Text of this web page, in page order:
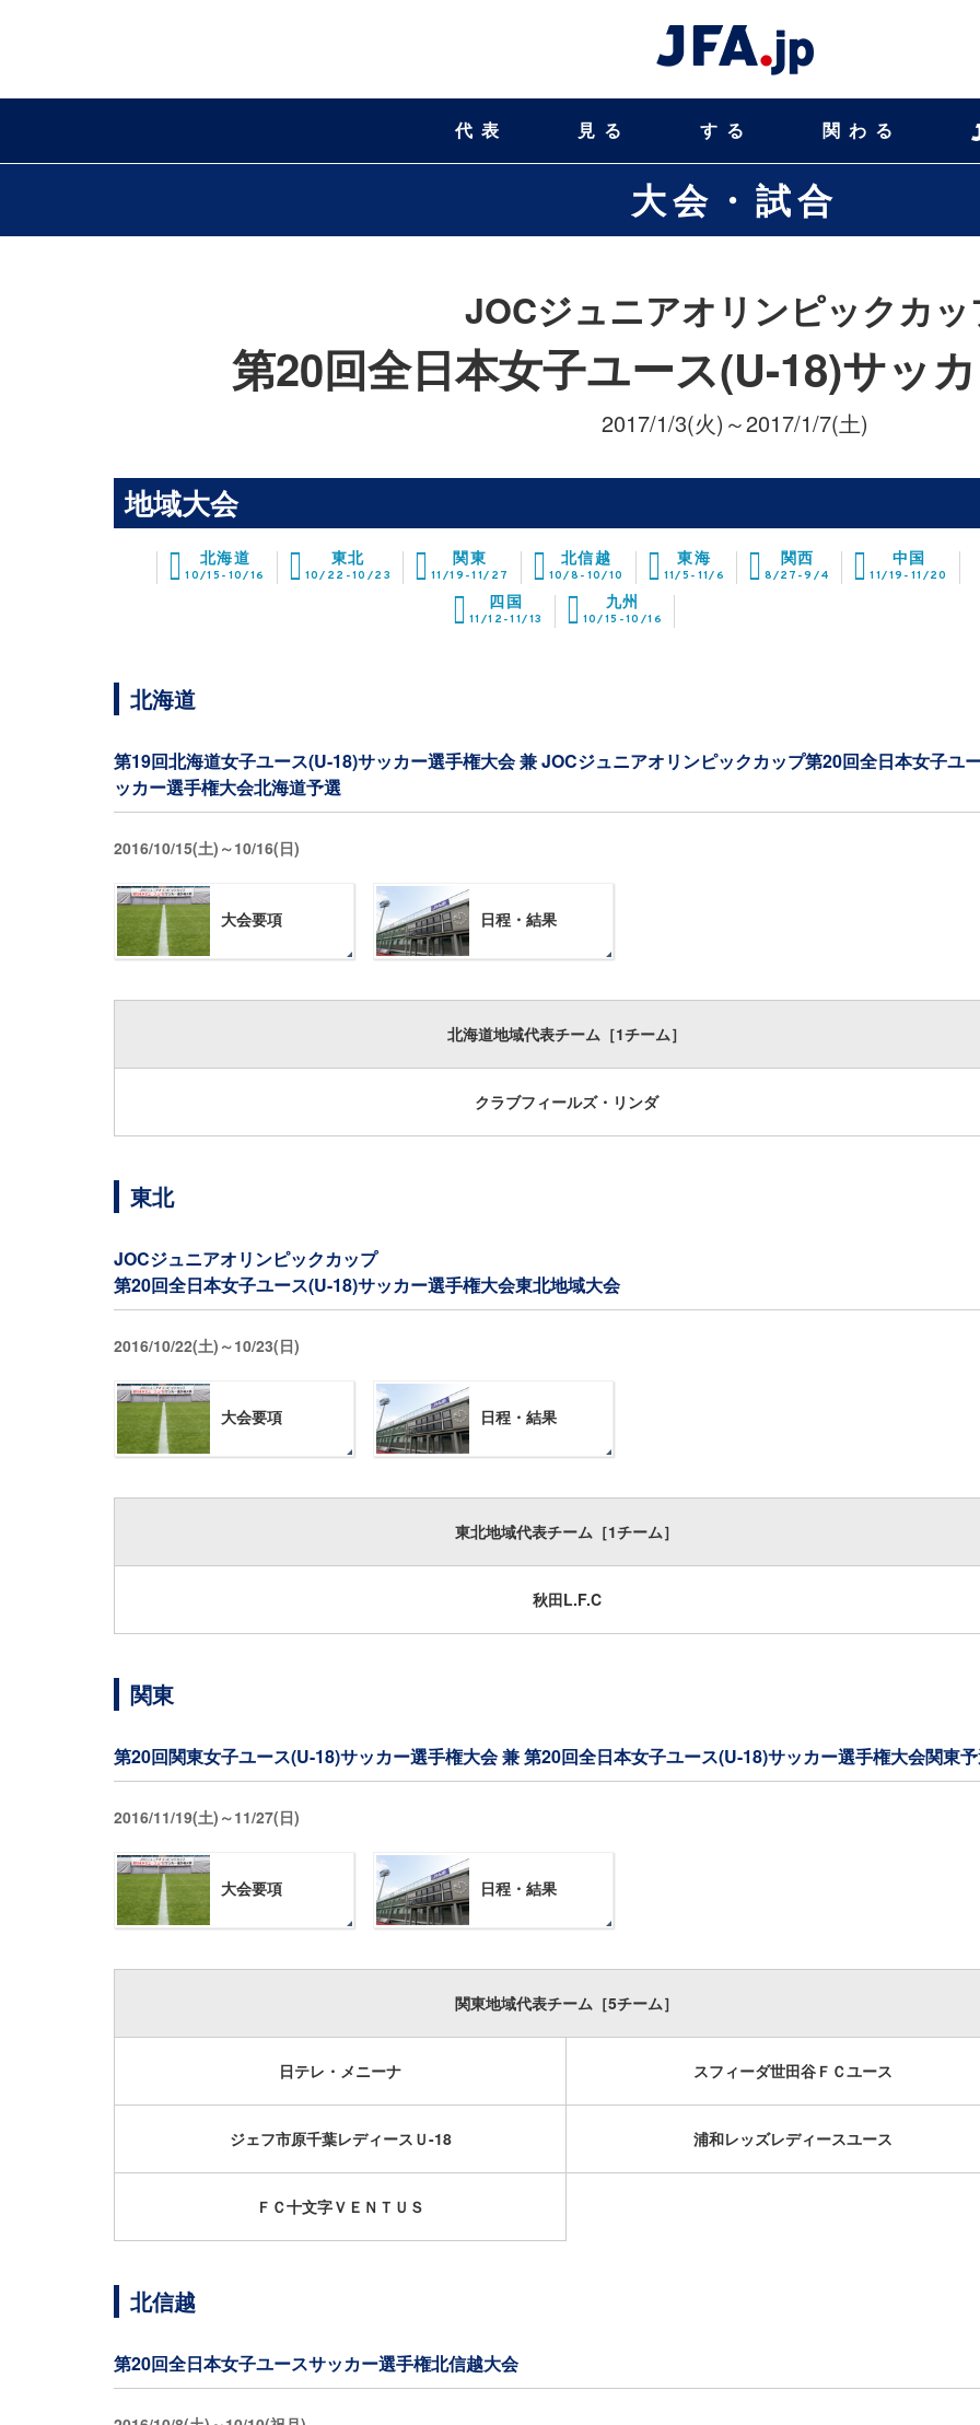
代表 見る する 関わる
大会・試合
JOCジュニアオリンピックカッ
第20回全日本女子ユース(U-18)サッ
2017/1/3(火)～2017/1/7(土)
地域大会
北海道
10/15-10/16
東北
10/22-10/23
関東
11/19-11/27
北信越
10/8-10/10
東海
11/5-11/6
関西
8/27-9/4
中国
11/19-11/20
四国
11/12-11/13
九州
10/15-10/16
北海道
第19回北海道女子ユース(U-18)サッカー選手権大会 兼 JOCジュニアオリンピックカップ第20回全日本女子ユ
ッカー選手権大会北海道予選
2016/10/15(土)～10/16(日)
大会要項 日程・結果
北海道地域代表チーム［1チーム］
クラブフィールズ・リンダ
東北
JOCジュニアオリンピックカップ
第20回全日本女子ユース(U-18)サッカー選手権大会東北地域大会
2016/10/22(土)～10/23(日)
大会要項 日程・結果
東北地域代表チーム［1チーム］
秋田L.F.C
関東
第20回関東女子ユース(U-18)サッカー選手権大会 兼 第20回全日本女子ユース(U-18)サッカー選手権大会関東
2016/11/19(土)～11/27(日)
大会要項 日程・結果
関東地域代表チーム［5チーム］
日テレ・メニーナ スフィーダ世田谷ＦＣユース
ジェフ市原千葉レディースＵ-18 浦和レッズレディースユース
ＦＣ十文字ＶＥＮＴＵＳ
北信越
第20回全日本女子ユースサッカー選手権北信越大会